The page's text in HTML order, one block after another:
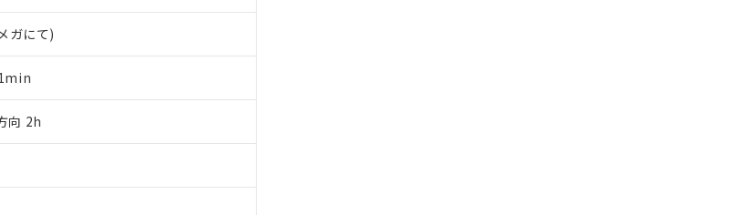
ガにて)
向 2h
を記載しておりました。
替を完了していることから、特段のことがない限り、2022年1月12日よ